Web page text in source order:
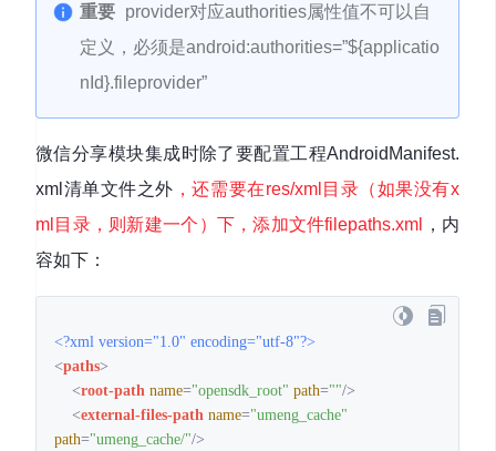
重要 provider对应authorities属性值不可以自
定义，必须是android:authorities=”${applicatio
nId}.fileprovider”
微信分享模块集成时除了要配置工程AndroidManifest.
xml清单文件之外 ，还需要在res/xml目录（如果没有x
ml目录，则新建一个）下，添加文件filepaths.xml
，内
容如下：
<?xml version="1.0" encoding="utf-8"?>
<paths>
<root-path name="opensdk_root" path=""/>
<external-files-path name="umeng_cache"
path="umeng_cache/"/>